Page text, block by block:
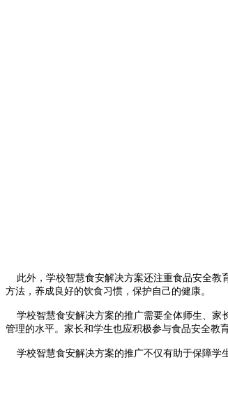
此外，学校智慧食安解决方案还注重食品安全教
方法，养成良好的饮食习惯，保护自己的健康。
学校智慧食安解决方案的推广需要全体师生、家
管理的水平。家长和学生也应积极参与食品安全教
学校智慧食安解决方案的推广不仅有助于保障学